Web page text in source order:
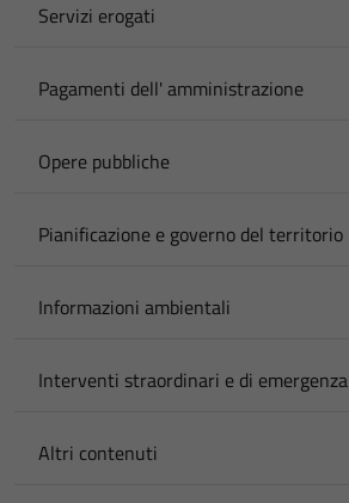
Servizi erogati
Pagamenti dell' amministrazione
Opere pubbliche
Pianificazione e governo del territorio
Informazioni ambientali
Interventi straordinari e di emergenza
Altri contenuti